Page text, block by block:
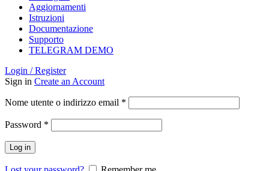
Aggiornamenti
Istruzioni
Documentazione
Supporto
TELEGRAM DEMO
Login / Register
Sign in Create an Account
Nome utente o indirizzo email *
Password *
Log in